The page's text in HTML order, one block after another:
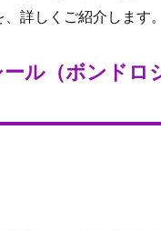
詳しくご紹介します。
ール（ボンド